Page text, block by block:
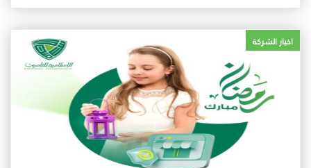
اخبار الشركة